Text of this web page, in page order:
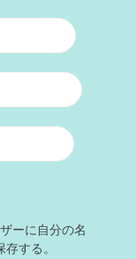
ーに自分の名
する。